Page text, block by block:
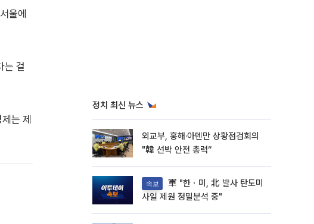
울에
는 걸
는 제
정치 최신 뉴스
외교부, 홍해·아덴만 상황점검회의
"韓 선박 안전 총력“
속보
사일 제원 정밀분석 중"